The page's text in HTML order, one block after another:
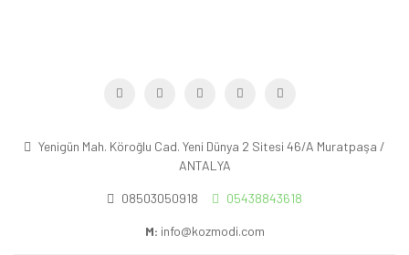
Yenigün Mah. Köroğlu Cad. Yeni Dünya 2 Sitesi 46/A Muratpaşa /
ANTALYA
08503050918 05438843618
M: info@kozmodi.com